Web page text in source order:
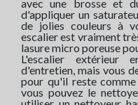
avec une brosse et
d'appliquer un
de jolies couleurs à
escalier est vraiment
lasure micro poreuse
L'escalier extérieur
d'entretien, mais vous
pour qu'il reste
vous pouvez le